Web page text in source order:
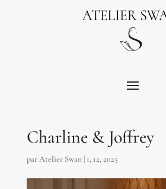
Charline & Joffrey
parAtelier Swan| 1, 12, 2025